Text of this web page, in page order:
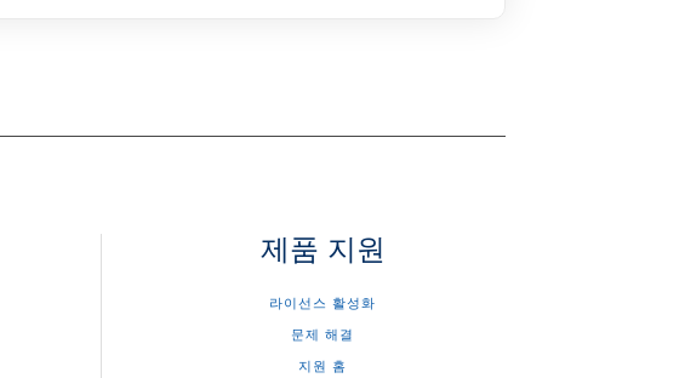
제품 지원
라이선스 활성화
문제 해결
지원 홈